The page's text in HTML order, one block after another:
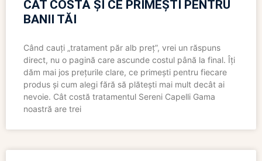
CÂT COSTĂ ȘI CE PRIMEȘTI PENTRU
BANII TĂI
Când cauți „tratament păr alb preț”, vrei un răspuns
direct, nu o pagină care ascunde costul până la final. Îți
dăm mai jos prețurile clare, ce primești pentru fiecare
produs și cum alegi fără să plătești mai mult decât ai
nevoie. Cât costă tratamentul Sereni Capelli Gama
noastră are trei